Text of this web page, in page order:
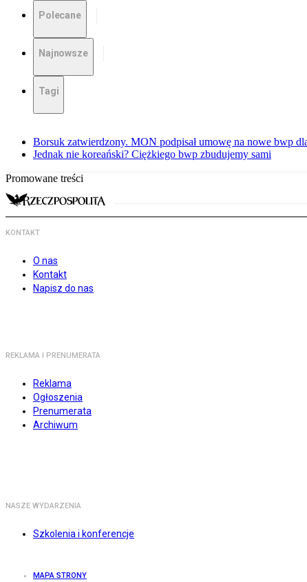
Polecane
Najnowsze
Tagi
Borsuk zatwierdzony. MON podpisał umowę na nowe bwp
Jednak nie koreański? Ciężkiego bwp zbudujemy sami
Promowane treści
KONTAKT
O nas
Kontakt
Napisz do nas
REKLAMA I PRENUMERATA
Reklama
Ogłoszenia
Prenumerata
Archiwum
NASZE WYDARZENIA
Szkolenia i konferencje
MAPA STRONY